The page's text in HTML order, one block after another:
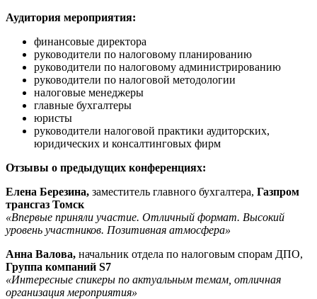
Аудитория мероприятия:
финансовые директора
руководители по налоговому планированию
руководители по налоговому администрированию
руководители по налоговой методологии
налоговые менеджеры
главные бухгалтеры
юристы
руководители налоговой практики аудиторских,
юридических и консалтинговых фирм
Отзывы о предыдущих конференциях:
Елена Березина, заместитель главного бухгалтера, Газпром
трансгаз Томск
«Впервые приняли участие. Отличный формат. Высокий
уровень участников. Позитивная атмосфера»
Анна Валова, начальник отдела по налоговым спорам ДПО,
Группа компаний S7
«Интересные спикеры по актуальным темам, отличная
организация мероприятия»